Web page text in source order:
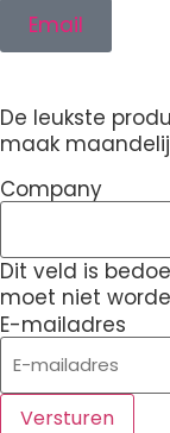
Email
De leukste
maak
Company
Dit veld is
moet niet
E-mailadres